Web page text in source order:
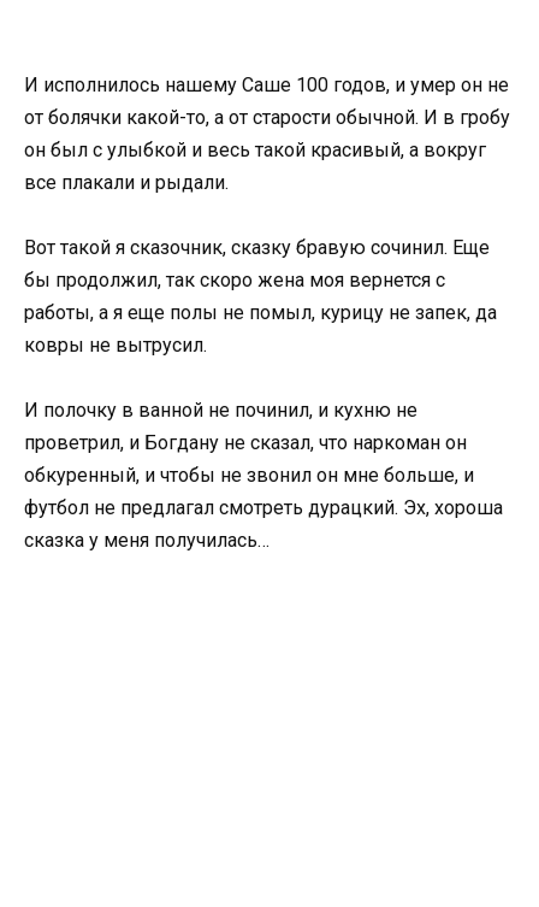
И исполнилось нашему Саше 100 годов, и умер он не
от болячки какой-то, а от старости обычной. И в гробу
он был с улыбкой и весь такой красивый, а вокруг
все плакали и рыдали.
Вот такой я сказочник, сказку бравую сочинил. Еще
бы продолжил, так скоро жена моя вернется с
работы, а я еще полы не помыл, курицу не запек, да
ковры не вытрусил.
И полочку в ванной не починил, и кухню не
проветрил, и Богдану не сказал, что наркоман он
обкуренный, и чтобы не звонил он мне больше, и
футбол не предлагал смотреть дурацкий. Эх, хороша
сказка у меня получилась…